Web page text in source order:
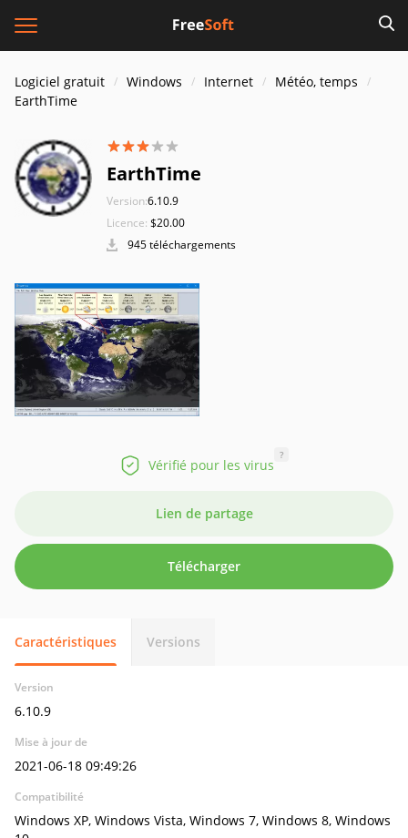
Logiciel gratuit Windows Internet
Météo, temps
EarthTime
EarthTime
Version:6.10.9
Licence: $20.00
945 téléchargements
Vérifié pour les virus
?
Lien de partage
Télécharger
Caractéristiques Versions
Version
6.10.9
Mise à jour de
2021-06-18 09:49:26
Compatibilité
Windows XP, Windows Vista, Windows 7, Windows 8, Windows